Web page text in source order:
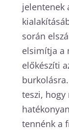
jelentenek
során
elsimítja a
előkészíti
teszi, hogy
tennénk a